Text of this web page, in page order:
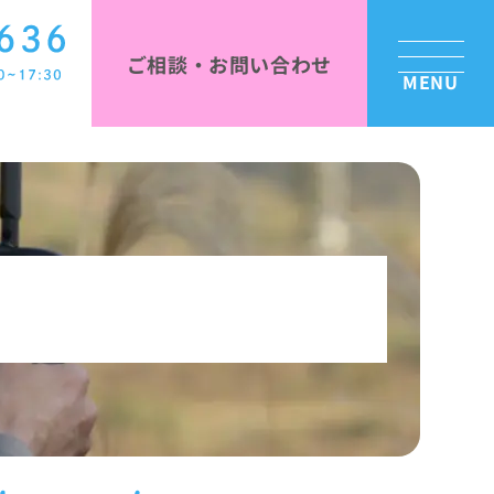
ご相談・お問い合わせ